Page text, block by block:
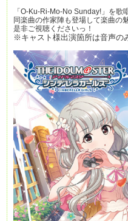
「O-Ku-Ri-Mo-No Sunday!」を歌
同楽曲の作家陣も登場して楽曲の
是非ご視聴くださいっ！
※キャスト様出演箇所は音声の